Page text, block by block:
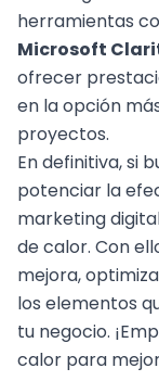
herramientas
Microsoft
ofrecer
en la opción
proyectos.
En definitiva, si
potenciar la
marketing
de calor. Con
mejora,
los elementos
tu negocio.
calor para